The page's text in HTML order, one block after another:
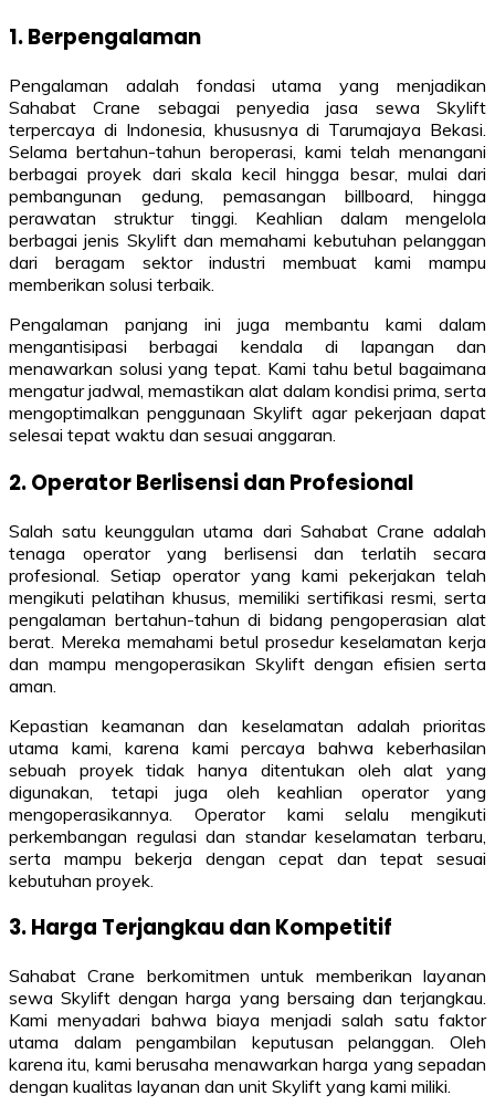
1. Berpengalaman
Pengalaman adalah fondasi utama yang menjadikan
Sahabat Crane sebagai penyedia jasa sewa Skylift
terpercaya di Indonesia, khususnya di Tarumajaya Bekasi.
Selama bertahun-tahun beroperasi, kami telah menangani
berbagai proyek dari skala kecil hingga besar, mulai dari
pembangunan gedung, pemasangan billboard, hingga
perawatan struktur tinggi. Keahlian dalam mengelola
berbagai jenis Skylift dan memahami kebutuhan pelanggan
dari beragam sektor industri membuat kami mampu
memberikan solusi terbaik.
Pengalaman panjang ini juga membantu kami dalam
mengantisipasi berbagai kendala di lapangan dan
menawarkan solusi yang tepat. Kami tahu betul bagaimana
mengatur jadwal, memastikan alat dalam kondisi prima, serta
mengoptimalkan penggunaan Skylift agar pekerjaan dapat
selesai tepat waktu dan sesuai anggaran.
2. Operator Berlisensi dan Profesional
Salah satu keunggulan utama dari Sahabat Crane adalah
tenaga operator yang berlisensi dan terlatih secara
profesional. Setiap operator yang kami pekerjakan telah
mengikuti pelatihan khusus, memiliki sertifikasi resmi, serta
pengalaman bertahun-tahun di bidang pengoperasian alat
berat. Mereka memahami betul prosedur keselamatan kerja
dan mampu mengoperasikan Skylift dengan efisien serta
aman.
Kepastian keamanan dan keselamatan adalah prioritas
utama kami, karena kami percaya bahwa keberhasilan
sebuah proyek tidak hanya ditentukan oleh alat yang
digunakan, tetapi juga oleh keahlian operator yang
mengoperasikannya. Operator kami selalu mengikuti
perkembangan regulasi dan standar keselamatan terbaru,
serta mampu bekerja dengan cepat dan tepat sesuai
kebutuhan proyek.
3. Harga Terjangkau dan Kompetitif
Sahabat Crane berkomitmen untuk memberikan layanan
sewa Skylift dengan harga yang bersaing dan terjangkau.
Kami menyadari bahwa biaya menjadi salah satu faktor
utama dalam pengambilan keputusan pelanggan. Oleh
karena itu, kami berusaha menawarkan harga yang sepadan
dengan kualitas layanan dan unit Skylift yang kami miliki.